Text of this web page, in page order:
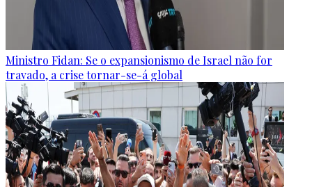
Ministro Fidan: Se o expansionismo de Israel não for
travado, a crise tornar-se-á global